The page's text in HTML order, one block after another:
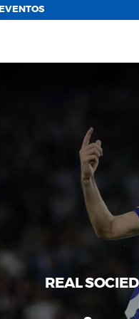
EVENTOS
REAL